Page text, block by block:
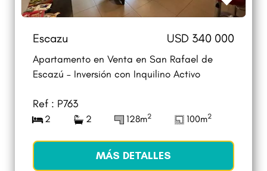
Escazu USD 340 000
Apartamento en Venta en San Rafael de
Escazú – Inversión con Inquilino Activo
Ref : P763
2 2 128m2 100m2
MÁS DETALLES